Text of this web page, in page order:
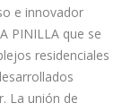
e innovador
PINILLA que se
residenciales
La unión de